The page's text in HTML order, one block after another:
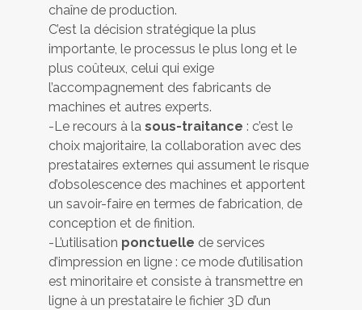
chaîne de production.
C’est la décision stratégique la plus
importante, le processus le plus long et le
plus coûteux, celui qui exige
l’accompagnement des fabricants de
machines et autres experts.
-Le recours à la sous-traitance : c’est le
choix majoritaire, la collaboration avec des
prestataires externes qui assument le risque
d’obsolescence des machines et apportent
un savoir-faire en termes de fabrication, de
conception et de finition.
-L’utilisation ponctuelle de services
d’impression en ligne : ce mode d’utilisation
est minoritaire et consiste à transmettre en
ligne à un prestataire le fichier 3D d’un